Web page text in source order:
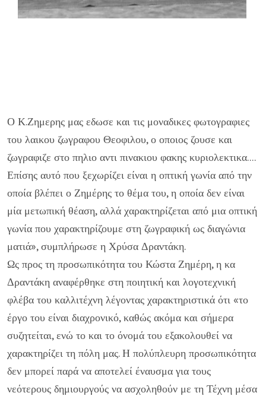
Ο Κ.Ζημερης μας εδωσε και τις μοναδικες φωτογραφιες
του λαικου ζωγραφου Θεοφιλου, ο οποιος ζουσε και
ζωγραφιζε στο πηλιο αντι πινακιου φακης κυριολεκτικα....
Επίσης αυτό που ξεχωρίζει είναι η οπτική γωνία από την
οποία βλέπει ο Ζημέρης το θέμα του, η οποία δεν είναι
μία μετωπική θέαση, αλλά χαρακτηρίζεται από μια οπτική
γωνία που χαρακτηρίζουμε στη ζωγραφική ως διαγώνια
ματιά», συμπλήρωσε η Χρύσα Δραντάκη.
Ως προς τη προσωπικότητα του Κώστα Ζημέρη, η κα
Δραντάκη αναφέρθηκε στη ποιητική και λογοτεχνική
φλέβα του καλλιτέχνη λέγοντας χαρακτηριστικά ότι «το
έργο του είναι διαχρονικό, καθώς ακόμα και σήμερα
συζητείται, ενώ το και το όνομά του εξακολουθεί να
χαρακτηρίζει τη πόλη μας. Η πολύπλευρη προσωπικότητα
δεν μπορεί παρά να αποτελεί έναυσμα για τους
νεότερους δημιουργούς να ασχοληθούν με τη Τέχνη μέσα